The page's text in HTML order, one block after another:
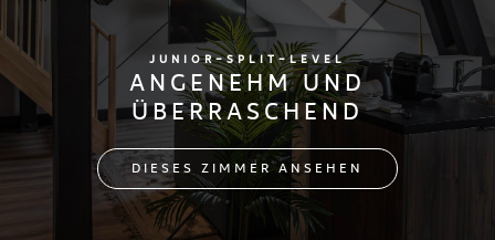
JUNIOR-SPLIT-LEVEL
ANGENEHM UND
ÜBERRASCHEND
DIESES ZIMMER ANSEHEN